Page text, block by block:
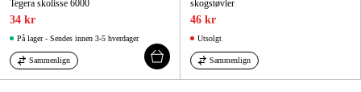
Tegera skolisse 6000
34 kr
På lager - Sendes innen 3-5 hverdager
Sammenlign
skogstøvler
46 kr
Utsolgt
Sammenlign